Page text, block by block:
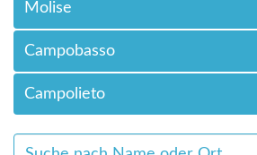
Molise
Campobasso
Campolieto